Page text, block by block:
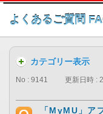
よくあるご質問
カテゴリー表示
No : 9141 更新日時 :
「MyMU」ア